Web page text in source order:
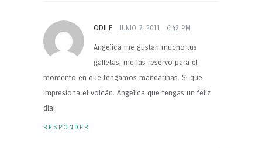
ODILE JUNIO 7, 2011 6:42 PM
Angelica me gustan mucho tus
galletas, me las reservo para el
momento en que tengamos mandarinas. Si que
impresiona el volcán. Angelica que tengas un feliz
día!
RESPONDER